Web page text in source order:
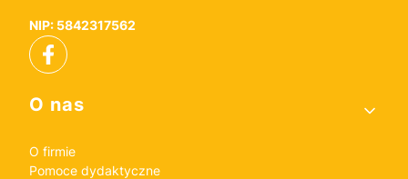
NIP: 5842317562
Linki w stopce
O nas
O firmie
Pomoce dydaktyczne